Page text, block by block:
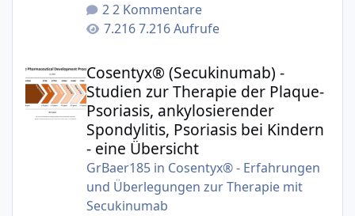
2 Kommentare
7.216 Aufrufe
Cosentyx® (Secukinumab) -
Studien zur Therapie der Plaque-
Psoriasis, ankylosierender
Spondylitis, Psoriasis bei Kindern
- eine Übersicht
GrBaer185in Cosentyx® - Erfahrungen
und Überlegungen zur Therapie mit
Secukinumab